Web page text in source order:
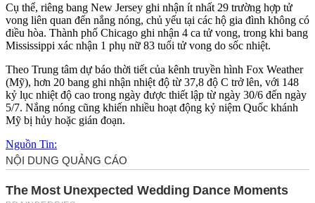
Cụ thể, riêng bang New Jersey ghi nhận ít nhất 29 trường hợp t‌ử
von‌g liên quan đến nắng nóng, chủ yếu tại các hộ gia đình không có
điều hòa. Thành phố Chicago ghi nhận 4 ca t‌ử von‌g, trong khi bang
Mississippi xác nhận 1 phụ nữ 83 tuổi t‌ử von‌g do sốc nhiệt.
Theo Trung tâm dự báo thời tiết của kênh truyền hình Fox Weather
(Mỹ), hơn 20 bang ghi nhận nhiệt độ từ 37,8 độ C trở lên, với 148
kỷ lục nhiệt độ cao trong ngày được thiết lập từ ngày 30/6 đến ngày
5/7. Nắng nóng cũng khiến nhiều hoạt động kỷ niệm Quốc khánh
Mỹ bị hủy hoặc gián đoạn.
Nguồn Tin: